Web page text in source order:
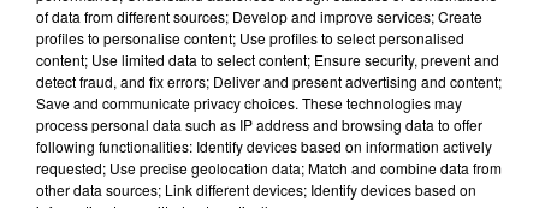
Jeux Voir plus
Le Duel - Gagnez vos entrées
of data from different sources; Develop and improve services; Create
profiles to personalise content; Use profiles to select personalised
content; Use limited data to select content; Ensure security, prevent and
detect fraud, and fix errors; Deliver and present advertising and content;
Save and communicate privacy choices. These technologies may
process personal data such as IP address and browsing data to offer
following functionalities: Identify devices based on information actively
requested; Use precise geolocation data; Match and combine data from
other data sources; Link different devices; Identify devices based on